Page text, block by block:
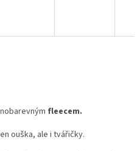
fleecem.
ouška, ale i tvářičky.